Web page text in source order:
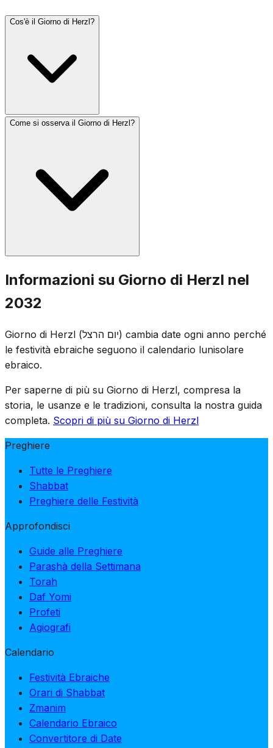
Cos'è il Giorno di Herzl?
e il visionario dietro la fondazione di uno stato ebraico.
Convocò il Primo Congresso Sionista a Basilea, in
Svizzera, nel 1897.
Come si osserva il Giorno di Herzl?
La cerimonia ufficiale di stato si tiene sulla tomba di
Herzl sul Monte Herzl a Gerusalemme, alla presenza dei
leader nazionali. Le scuole conducono programmi
fondazione dello stato. Anche la cerimonia del Premio
Israele si tiene tradizionalmente in questo giorno, in
riconoscimento di contributi eccezionali alla società
Informazioni su Giorno di Herzl nel
2032
Giorno di Herzl (יום הרצל) cambia date ogni anno perché
le festività ebraiche seguono il calendario lunisolare
ebraico.
Per saperne di più su Giorno di Herzl, compresa la
storia, le usanze e le tradizioni, consulta la nostra guida
completa. Scopri di più su Giorno di Herzl
Preghiere
Tutte le Preghiere
Shabbat
Preghiere delle Festività
Approfondisci
Guide alle Preghiere
Parashà della Settimana
Torah
Daf Yomi
Profeti
Agiografi
Calendario
Festività Ebraiche
Orari di Shabbat
Zmanim
Calendario Ebraico
Convertitore di Date